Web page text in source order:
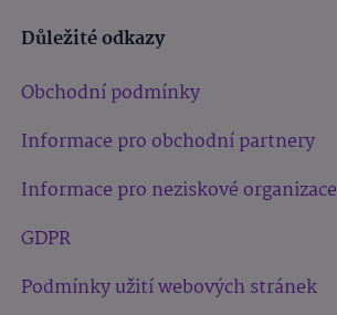
Důležité odkazy
Obchodní podmínky
Informace pro obchodní partnery
Informace pro neziskové organizace
GDPR
Podmínky užití webových stránek